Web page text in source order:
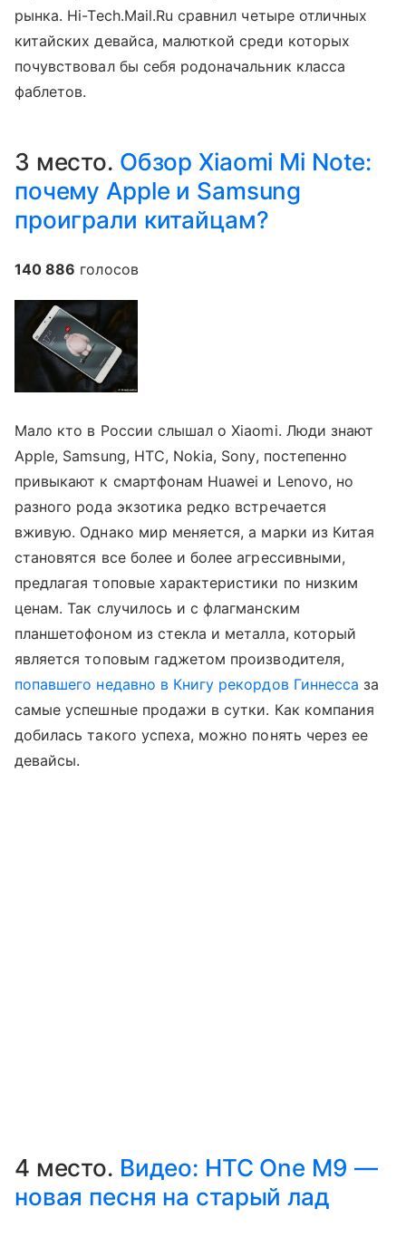
рынка. Hi-Tech.Mail.Ru сравнил четыре отличных
китайских девайса, малюткой среди которых
почувствовал бы себя родоначальник класса
фаблетов.
3 место. Обзор Xiaomi Mi Note:
почему Apple и Samsung
проиграли китайцам?
140 886 голосов
Мало кто в России слышал о Xiaomi. Люди знают
Apple, Samsung, HTC, Nokia, Sony, постепенно
привыкают к смартфонам Huawei и Lenovo, но
разного рода экзотика редко встречается
вживую. Однако мир меняется, а марки из Китая
становятся все более и более агрессивными,
предлагая топовые характеристики по низким
ценам. Так случилось и с флагманским
планшетофоном из стекла и металла, который
является топовым гаджетом производителя,
попавшего недавно в Книгу рекордов Гиннесса за
самые успешные продажи в сутки. Как компания
добилась такого успеха, можно понять через ее
девайсы.
4 место. Видео: HTC One M9 —
новая песня на старый лад